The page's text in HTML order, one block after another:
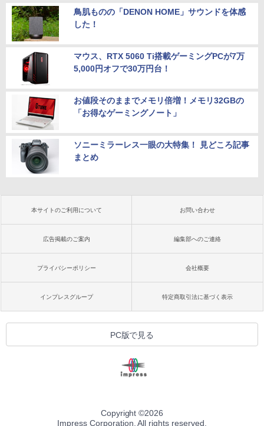
鳥肌ものの「DENON HOME」サウンドを体感
した！
マウス、RTX 5060 Ti搭載ゲーミングPCが7万
5,000円オフで30万円台！
お値段そのままでメモリ倍増！メモリ32GBの
「お得なゲーミングノート」
ソニーミラーレス一眼の大特集！ 見どころ記事
まとめ
本サイトのご利用について お問い合わせ
広告掲載のご案内 編集部へのご連絡
プライバシーポリシー 会社概要
インプレスグループ 特定商取引法に基づく表示
PC版で見る
Copyright ©2026
Impress Corporation. All rights reserved.